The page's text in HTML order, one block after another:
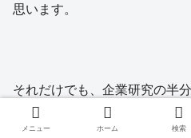
思います。
それだけでも、企業研究の半
す。
メニュー ホーム 検索